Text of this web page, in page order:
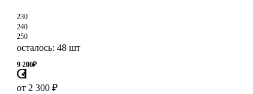
230
240
250
осталось: 48 шт
9 200₽
от 2 300 ₽